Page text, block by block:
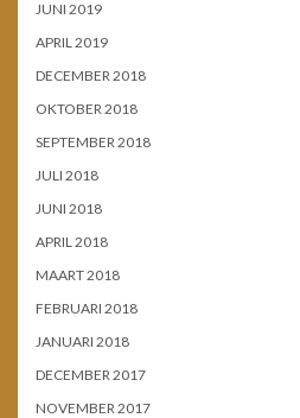
JUNI 2019
APRIL 2019
DECEMBER 2018
OKTOBER 2018
SEPTEMBER 2018
JULI 2018
JUNI 2018
APRIL 2018
MAART 2018
FEBRUARI 2018
JANUARI 2018
DECEMBER 2017
NOVEMBER 2017